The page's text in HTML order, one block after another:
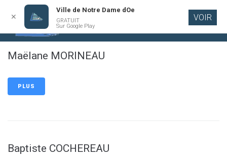
contenu
Maëlane MORINEAU
PLUS
Baptiste COCHEREAU
✕
Ville de Notre Dame dOe
GRATUIT
Sur Google Play
VOIR